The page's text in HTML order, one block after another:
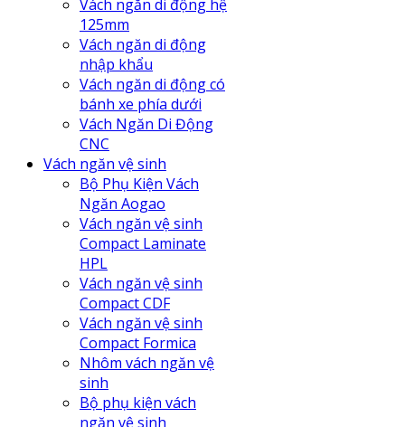
Vách ngăn di động hệ
125mm
Vách ngăn di động
nhập khẩu
Vách ngăn di động có
bánh xe phía dưới
Vách Ngăn Di Động
CNC
Vách ngăn vệ sinh
Bộ Phụ Kiện Vách
Ngăn Aogao
Vách ngăn vệ sinh
Compact Laminate
HPL
Vách ngăn vệ sinh
Compact CDF
Vách ngăn vệ sinh
Compact Formica
Nhôm vách ngăn vệ
sinh
Bộ phụ kiện vách
ngăn vệ sinh